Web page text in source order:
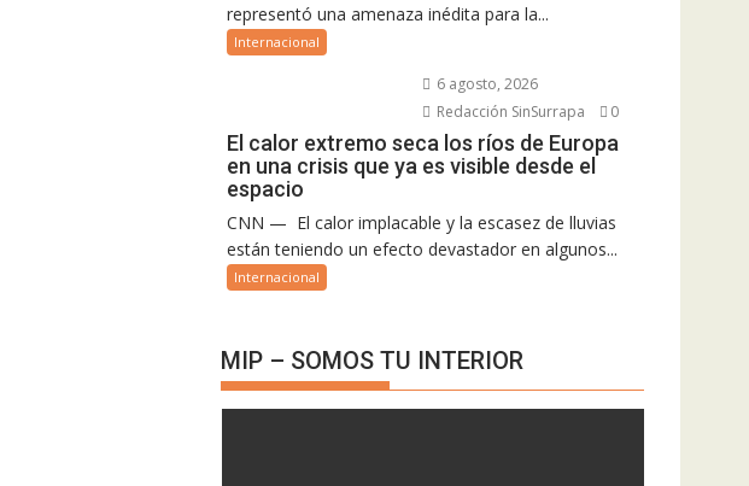
representó una amenaza inédita para la...
Internacional
6 agosto, 2026
Redacción SinSurrapa
0
El calor extremo seca los ríos de Europa
en una crisis que ya es visible desde el
espacio
CNN — El calor implacable y la escasez de lluvias
están teniendo un efecto devastador en algunos...
Internacional
MIP – SOMOS TU INTERIOR